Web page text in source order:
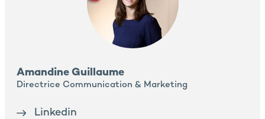
Amandine Guillaume
Directrice Communication & Marketing
Linkedin